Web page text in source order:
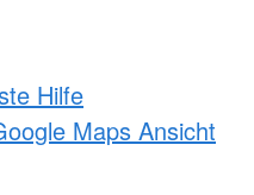
Hilfe
Maps Ansicht